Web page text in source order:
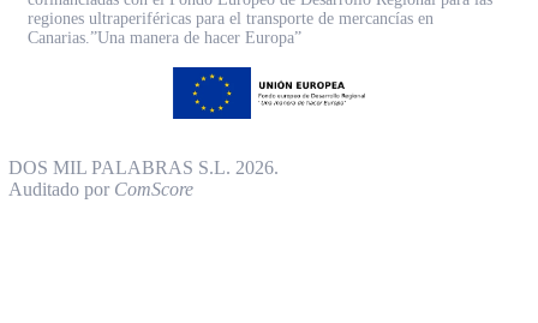
regiones ultraperiféricas para el transporte de mercancías en
Canarias.”Una manera de hacer Europa”
DOS MIL PALABRAS S.L. 2026.
Auditado por ComScore